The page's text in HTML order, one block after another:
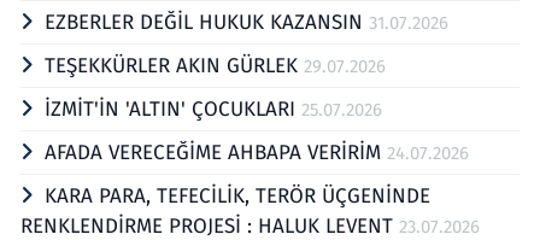
EZBERLER DEĞİL HUKUK KAZANSIN 31.07.2026
TEŞEKKÜRLER AKIN GÜRLEK 29.07.2026
İZMİT'İN 'ALTIN' ÇOCUKLARI 25.07.2026
AFADA VERECEĞİME AHBAPA VERİRİM 24.07.2026
KARA PARA, TEFECİLİK, TERÖR ÜÇGENİNDE
RENKLENDİRME PROJESİ : HALUK LEVENT 23.07.2026